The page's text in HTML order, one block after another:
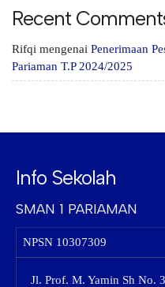
Recent
Rifqi mengenai Penerimaan
Pariaman T.P 2024/2025
Info Sekolah
SMAN 1 PARIAMAN
NPSN 10307309
Jl. Prof. M. Yamin Sh No.